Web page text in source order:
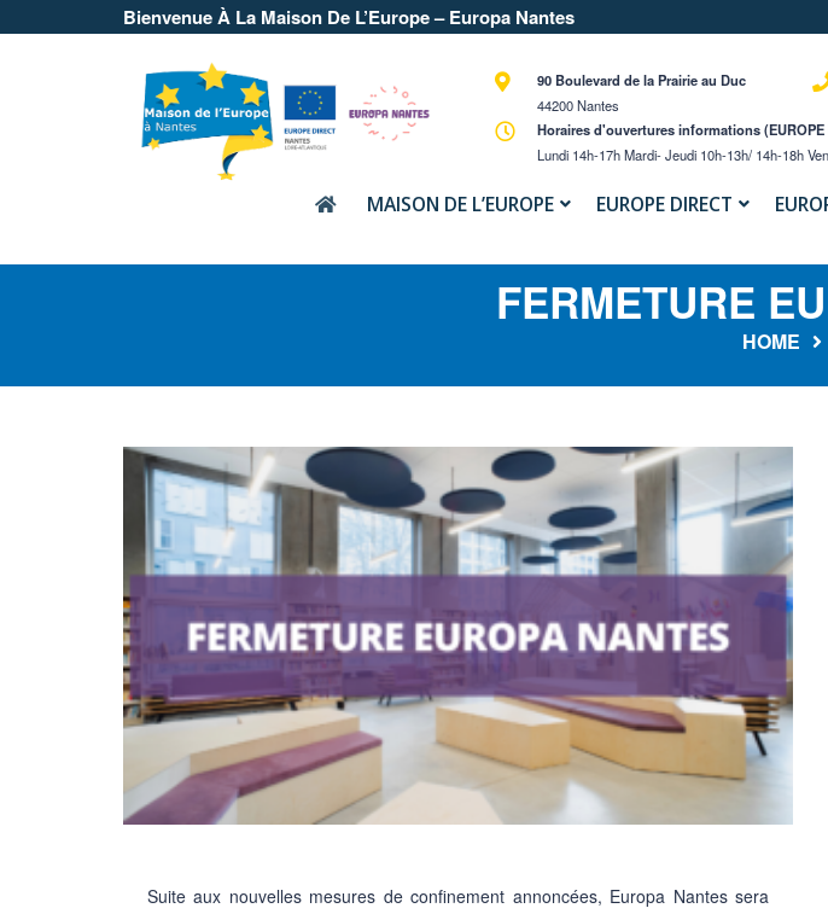
Bienvenue À La Maison De L’Europe – Europa Nantes
90 Boulevard de la Prairie au Duc
44200 Nantes
Horaires d'ouvertures informations (EUROPE
Lundi 14h-17h Mardi- Jeudi 10h-13h/ 14h-18h
MAISON DE L’EUROPE EUROPE DIRECT
FERMETURE
HOME
Suite aux nouvelles mesures de confinement annoncées, Europa Nantes sera